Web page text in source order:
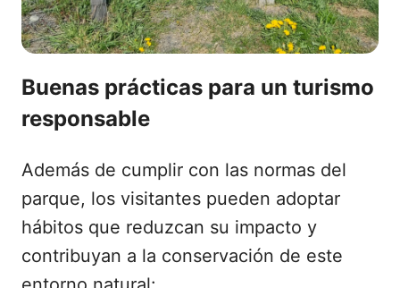
Buenas prácticas para un turismo
responsable
Además de cumplir con las normas del
parque, los visitantes pueden adoptar
hábitos que reduzcan su impacto y
contribuyan a la conservación de este